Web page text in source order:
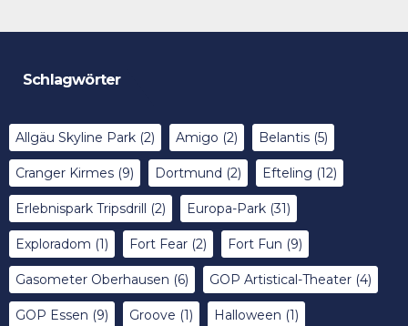
Schlagwörter
Allgäu Skyline Park (2) Amigo (2) Belantis (5)
Cranger Kirmes (9) Dortmund (2) Efteling (12)
Erlebnispark Tripsdrill (2) Europa-Park (31)
Exploradom (1) Fort Fear (2) Fort Fun (9)
Gasometer Oberhausen (6) GOP Artistical-Theater (4)
GOP Essen (9) Groove (1) Halloween (1)